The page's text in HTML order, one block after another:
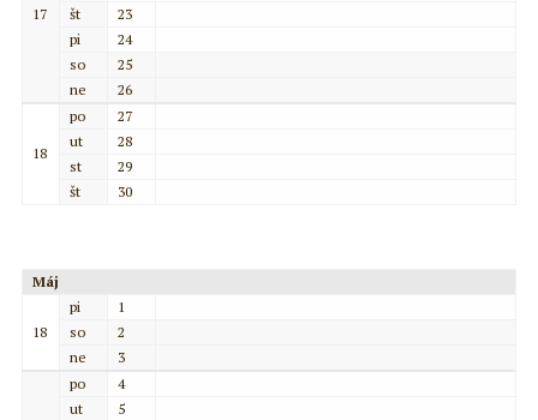
17
št
23
pi
24
so
25
ne
26
18
po
27
ut
28
st
29
št
30
Máj
18
pi
1
so
2
ne
3
po
4
ut
5